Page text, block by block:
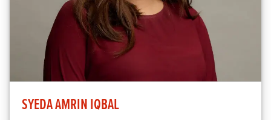
SYEDA AMRIN IQBAL